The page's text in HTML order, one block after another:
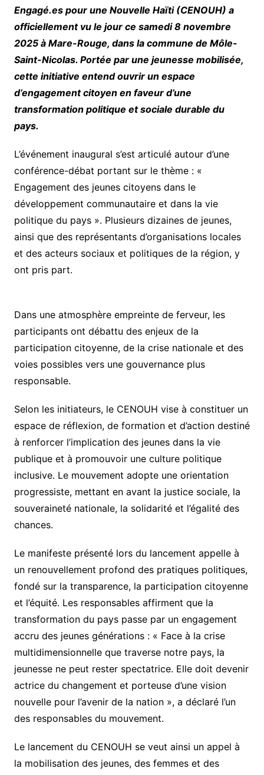
Engagé.es pour une Nouvelle Haïti (CENOUH) a
officiellement vu le jour ce samedi 8 novembre
2025 à Mare-Rouge, dans la commune de Môle-
Saint-Nicolas. Portée par une jeunesse mobilisée,
cette initiative entend ouvrir un espace
d’engagement citoyen en faveur d’une
transformation politique et sociale durable du
pays.
L’événement inaugural s’est articulé autour d’une
conférence-débat portant sur le thème : «
Engagement des jeunes citoyens dans le
développement communautaire et dans la vie
politique du pays ». Plusieurs dizaines de jeunes,
ainsi que des représentants d’organisations locales
et des acteurs sociaux et politiques de la région, y
ont pris part.
Dans une atmosphère empreinte de ferveur, les
participants ont débattu des enjeux de la
participation citoyenne, de la crise nationale et des
voies possibles vers une gouvernance plus
responsable.
Selon les initiateurs, le CENOUH vise à constituer un
espace de réflexion, de formation et d’action destiné
à renforcer l’implication des jeunes dans la vie
publique et à promouvoir une culture politique
inclusive. Le mouvement adopte une orientation
progressiste, mettant en avant la justice sociale, la
souveraineté nationale, la solidarité et l’égalité des
chances.
Le manifeste présenté lors du lancement appelle à
un renouvellement profond des pratiques politiques,
fondé sur la transparence, la participation citoyenne
et l’équité. Les responsables affirment que la
transformation du pays passe par un engagement
accru des jeunes générations : « Face à la crise
multidimensionnelle que traverse notre pays, la
jeunesse ne peut rester spectatrice. Elle doit devenir
actrice du changement et porteuse d’une vision
nouvelle pour l’avenir de la nation », a déclaré l’un
des responsables du mouvement.
Le lancement du CENOUH se veut ainsi un appel à
la mobilisation des jeunes, des femmes et des